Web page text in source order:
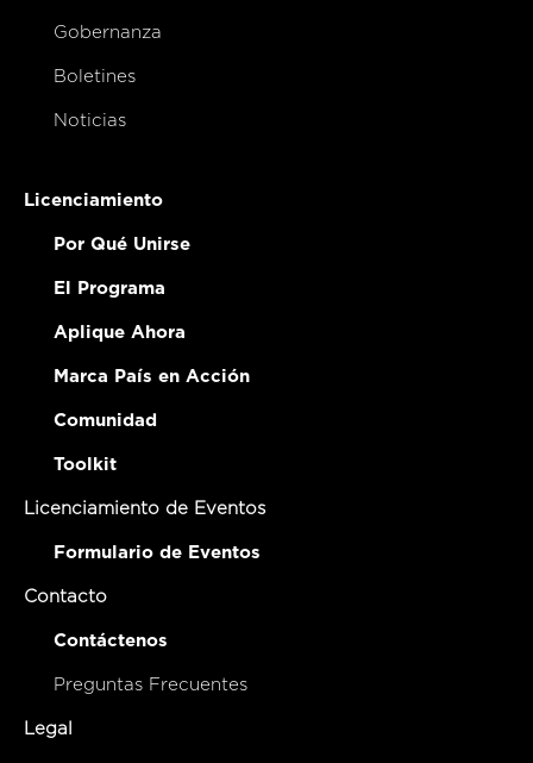
Gobernanza
Boletines
Noticias
Licenciamiento
Por Qué Unirse
El Programa
Aplique Ahora
Marca País en Acción
Comunidad
Toolkit
Licenciamiento de Eventos
Formulario de Eventos
Contacto
Contáctenos
Preguntas Frecuentes
Legal